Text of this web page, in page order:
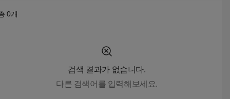
0개
검색 결과가 없습니다.
다른 검색어를 입력해보세요.